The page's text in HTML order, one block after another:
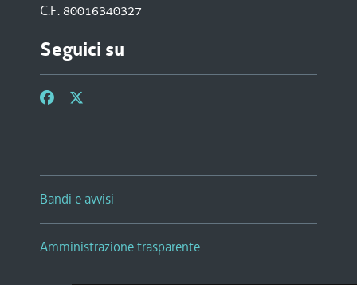
C.F. 80016340327
Seguici su
Bandi e avvisi
Amministrazione trasparente